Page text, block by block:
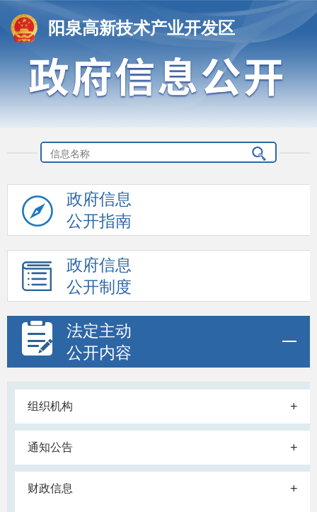
阳泉高新技术产业开发区
政府信息
公开指南
政府信息
公开制度
法定主动
公开内容
组织机构 +
通知公告 +
财政信息 +